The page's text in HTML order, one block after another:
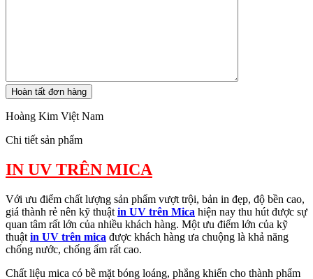
Hoàng Kim Việt Nam
Chi tiết sản phẩm
IN UV TRÊN MICA
Với ưu điểm chất lượng sản phẩm vượt trội, bản in đẹp, độ bền cao,
giá thành rẻ nên kỹ thuật in UV trên Mica hiện nay thu hút được sự
quan tâm rất lớn của nhiều khách hàng. Một ưu điểm lớn của kỹ
thuật in UV trên mica được khách hàng ưa chuộng là khả năng
chống nước, chống ẩm rất cao.
Chất liệu mica có bề mặt bóng loáng, phẳng khiến cho thành phẩm